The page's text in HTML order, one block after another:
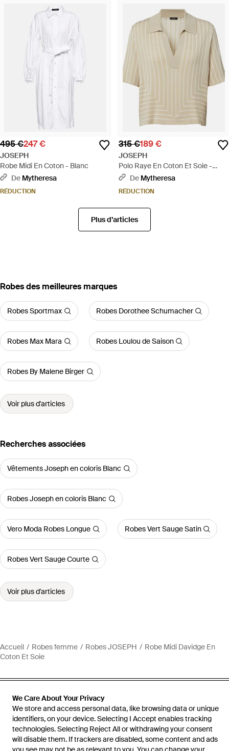
We Care About Your Privacy
We store and access personal data, like browsing data or unique
identifiers, on your device. Selecting I Accept enables tracking
technologies. Selecting Reject All or withdrawing your consent
will disable them. If trackers are disabled, some content and ads
495 €247 €
JOSEPH
Robe Midi En Coton - Blanc
De Mytheresa
RÉDUCTION
315 €189 €
JOSEPH
Polo Raye En Coton Et Soie -
Neutre
De Mytheresa
RÉDUCTION
Plus d’articles
‪Robes‬ des meilleures marques
Robes Sportmax Robes Dorothee Schumacher
Robes Max Mara Robes Loulou de Saison
Robes By Malene Birger
Voir plus d'articles
Recherches associées
Vêtements Joseph en coloris Blanc
Robes Joseph en coloris Blanc
Vero Moda Robes Longue Robes Vert Sauge Satin
Robes Vert Sauge Courte
Voir plus d'articles
Accueil Robes femme Robes JOSEPH
Robe Midi Davidge En
Coton Et Soie
Aide et infos